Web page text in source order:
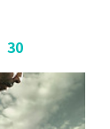
30